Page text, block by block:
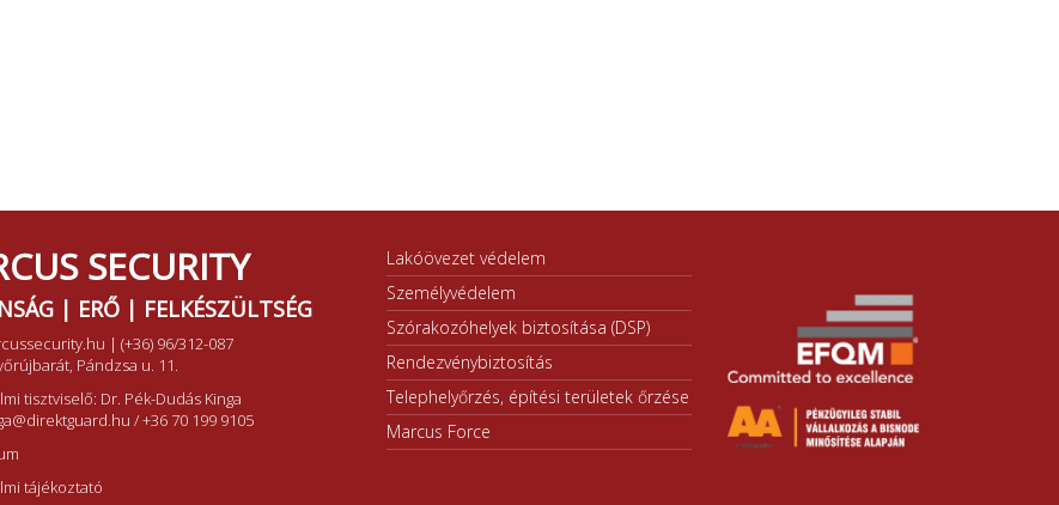
SECURITY
| ERŐ | FELKÉSZÜLTSÉG
| (+36) 96/312-087
Pándzsa u. 11.
tisztviselő: Dr. Pék-Dudás Kinga
/+36 70 199 9105
tájékoztató
Lakóövezet védelem
Személyvédelem
Szórakozóhelyek biztosítása (DSP)
Rendezvénybiztosítás
Telephelyőrzés, építési területek őrzése
Marcus Force